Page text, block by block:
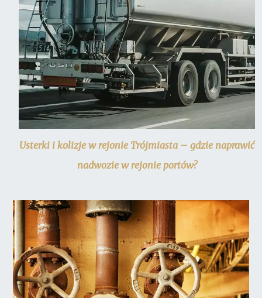
Usterki i kolizje w rejonie Trójmiasta – gdzie naprawić
nadwozie w rejonie portów?